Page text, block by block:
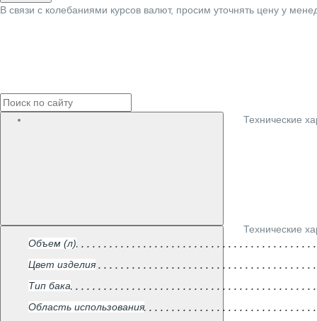
В связи с колебаниями курсов валют, просим уточнять цену у
Технические
Технические
Объем (л)
Цвет изделия
Тип бака
Область использования